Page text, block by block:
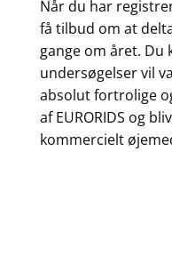
Når du har
få tilbud om at
gange om året. Du
undersøgelser vil
absolut fortrolige
af EURORIDS og
kommercielt